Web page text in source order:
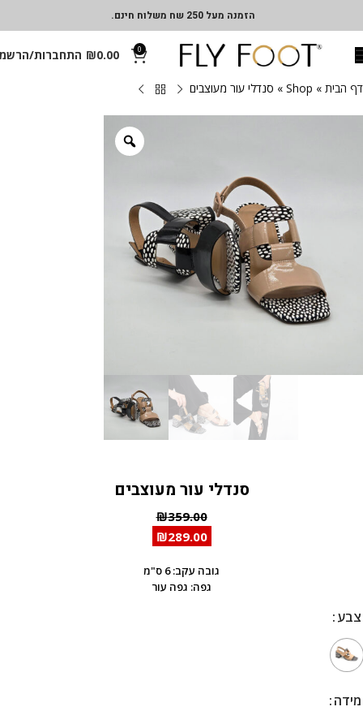
הזמנה מעל 250 שח משלוח חינם.
0
₪0.00 התחברות/
דף הבית »
Shop
» סנדלי עור מעוצבים
סנדלי עור מעוצבים
₪359.00
₪289.00
גובה עקב: 6 ס"מ
גפה: גפה עור
צבע
צבע
מידה
מידה